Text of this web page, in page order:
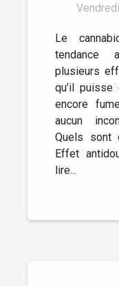
Le
tendance
plusieurs
qu’il puisse
encore
aucun
Quels sont
Effet
lire...